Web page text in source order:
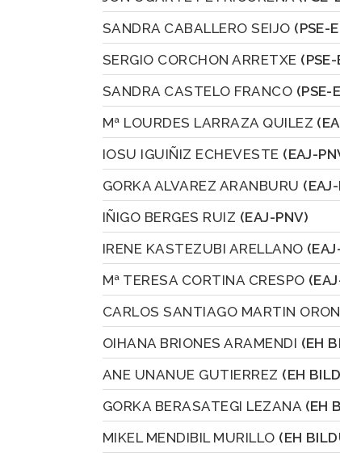
SANDRA CABALLERO SEIJO (PSE-
SERGIO CORCHON ARRETXE
SANDRA CASTELO FRANCO (PSE-
Mª LOURDES LARRAZA QUILEZ
IOSU IGUIÑIZ ECHEVESTE (EAJ-
GORKA ALVAREZ ARANBURU
IÑIGO BERGES RUIZ (EAJ-PNV)
IRENE KASTEZUBI ARELLANO
Mª TERESA CORTINA CRESPO
CARLOS SANTIAGO MARTIN
OIHANA BRIONES ARAMENDI (EH
ANE UNANUE GUTIERREZ (EH
GORKA BERASATEGI LEZANA (EH
MIKEL MENDIBIL MURILLO (EH